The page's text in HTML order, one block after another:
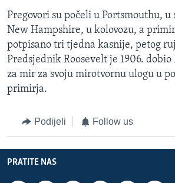
Pregovori su počeli u Portsmouthu, u
New Hampshire, u kolovozu, a
potpisano tri tjedna kasnije, petog
Predsjednik Roosevelt je 1906.
za mir za svoju mirotvornu ulogu u
primirja.
Podijeli Follow us
PRATITE NAS